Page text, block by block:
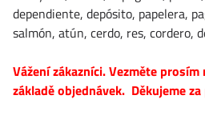
dependiente, depósito, papelera,
salmón, atún, cerdo, res, cordero,
Vážení zákazníci. Vezměte
základě objednávek. Děkujeme